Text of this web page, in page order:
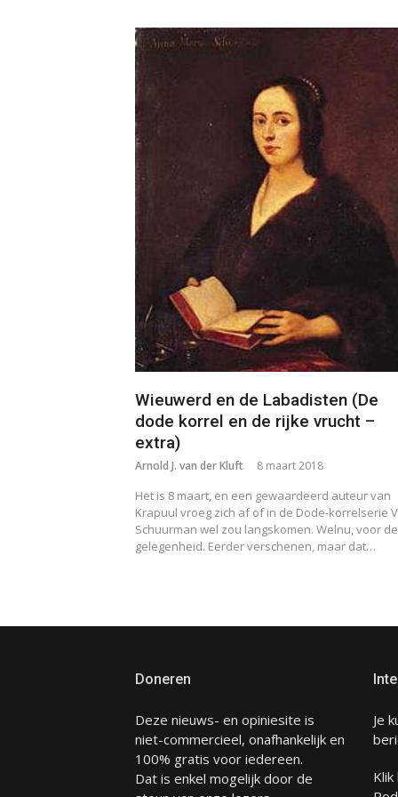
Wieuwerd en de Labadisten (De
dode korrel en de rijke vrucht –
extra)
Arnold J. van der Kluft 8 maart 2018
Het is 8 maart, en een gewaardeerd auteur van
Krapuul vroeg zich af of in de Dode-korrelserie
Schuurman wel zou langskomen. Welnu, voor de
gelegenheid. Eerder verschenen, maar dat…
Doneren
Deze nieuws- en opiniesite is
niet-commercieel, onafhankelijk en
100% gratis voor iedereen.
Dat is enkel mogelijk door de
Je